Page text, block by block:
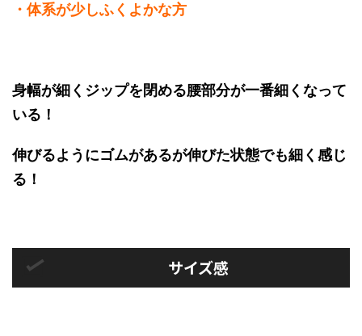
・体系が少しふくよかな方
身幅が細くジップを閉める腰部分が一番細くなって
いる！
伸びるようにゴムがあるが伸びた状態でも細く感じ
る！
サイズ感